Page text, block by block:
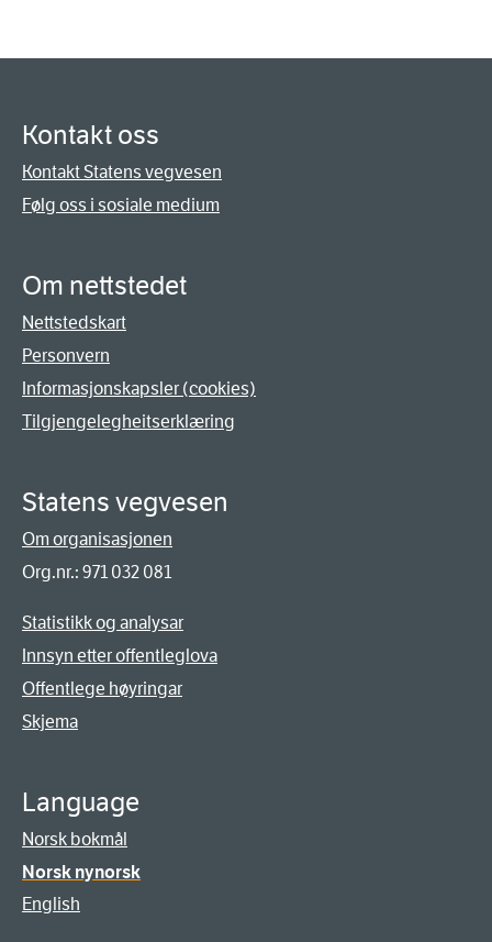
Kontakt oss
Kontakt Statens vegvesen
Følg oss i sosiale medium
Om nettstedet
Nettstedskart
Personvern
Informasjonskapsler (cookies)
Tilgjengelegheitserklæring
Statens vegvesen
Om organisasjonen
Org.nr.: 971 032 081
Statistikk og analysar
Innsyn etter offentleglova
Offentlege høyringar
Skjema
Language
Norsk bokmål
Norsk nynorsk
English